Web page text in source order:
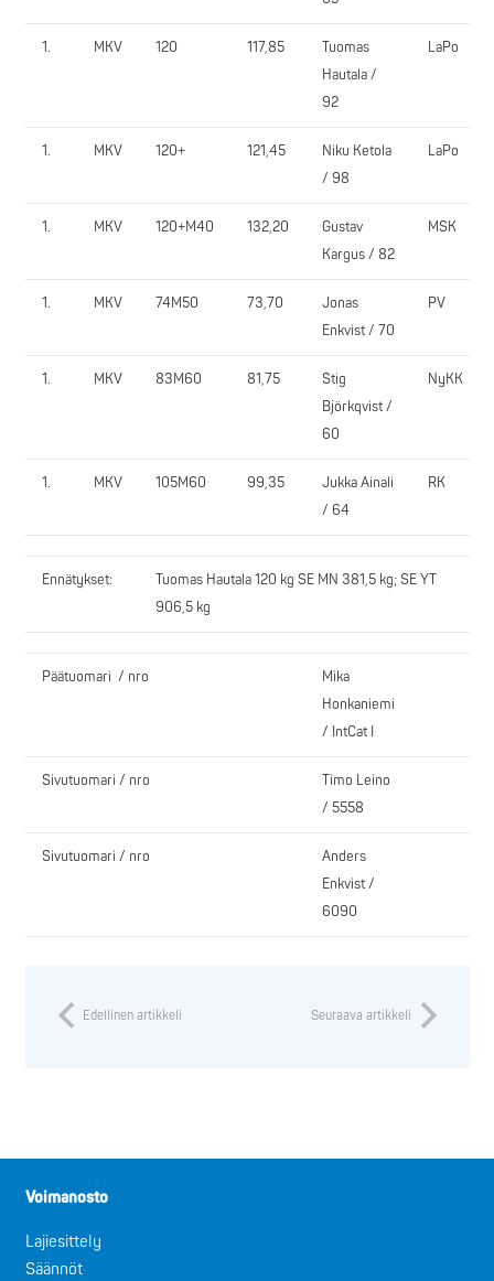
1. MKV 120 117,85
Tuomas
Hautala /
92
LaPo
1. MKV 120+ 121,45
Niku Ketola
/ 98
LaPo
1. MKV 120+M40 132,20
Gustav
Kargus / 82
MSK
1. MKV 74M50 73,70
Jonas
Enkvist / 70
PV
1. MKV 83M60 81,75
Stig
Björkqvist /
60
NyKK
1. MKV 105M60 99,35
Jukka Ainali
/ 64
RK
Ennätykset:
Tuomas Hautala 120 kg SE MN 381,5 kg; SE YT
906,5 kg
Päätuomari / nro
Mika
Honkaniemi
/ IntCat I
Sivutuomari / nro
Timo Leino
/ 5558
Sivutuomari / nro
Anders
Enkvist /
6090
Edellinen artikkeli Seuraava artikkeli
Voimanosto
Lajiesittely
Säännöt